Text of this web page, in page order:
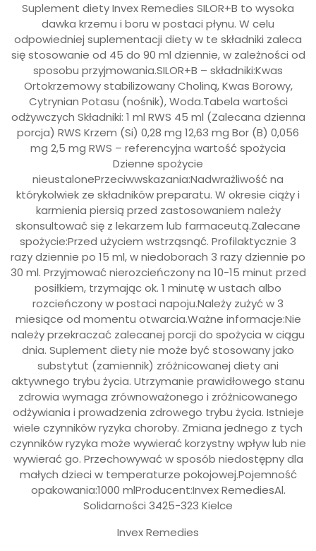
Suplement diety Invex Remedies SILOR+B to wysoka
dawka krzemu i boru w postaci płynu. W celu
odpowiedniej suplementacji diety w te składniki zaleca
się stosowanie od 45 do 90 ml dziennie, w zależności od
sposobu przyjmowania.SILOR+B – składniki:Kwas
Ortokrzemowy stabilizowany Choliną, Kwas Borowy,
Cytrynian Potasu (nośnik), Woda.Tabela wartości
odżywczych Składniki: 1 ml RWS 45 ml (Zalecana dzienna
porcja) RWS Krzem (Si) 0,28 mg 12,63 mg Bor (B) 0,056
mg 2,5 mg RWS – referencyjna wartość spożycia
Dzienne spożycie
nieustalonePrzeciwwskazania:Nadwrażliwość na
którykolwiek ze składników preparatu. W okresie ciąży i
karmienia piersią przed zastosowaniem należy
skonsultować się z lekarzem lub farmaceutą.Zalecane
spożycie:Przed użyciem wstrząsnąć. Profilaktycznie 3
razy dziennie po 15 ml, w niedoborach 3 razy dziennie po
30 ml. Przyjmować nierozcieńczony na 10-15 minut przed
posiłkiem, trzymając ok. 1 minutę w ustach albo
rozcieńczony w postaci napoju.Należy zużyć w 3
miesiące od momentu otwarcia.Ważne informacje:Nie
należy przekraczać zalecanej porcji do spożycia w ciągu
dnia. Suplement diety nie może być stosowany jako
substytut (zamiennik) zróżnicowanej diety ani
aktywnego trybu życia. Utrzymanie prawidłowego stanu
zdrowia wymaga zrównoważonego i zróżnicowanego
odżywiania i prowadzenia zdrowego trybu życia. Istnieje
wiele czynników ryzyka choroby. Zmiana jednego z tych
czynników ryzyka może wywierać korzystny wpływ lub nie
wywierać go. Przechowywać w sposób niedostępny dla
małych dzieci w temperaturze pokojowej.Pojemność
opakowania:1000 mlProducent:Invex RemediesAl.
Solidarności 3425-323 Kielce
Invex Remedies